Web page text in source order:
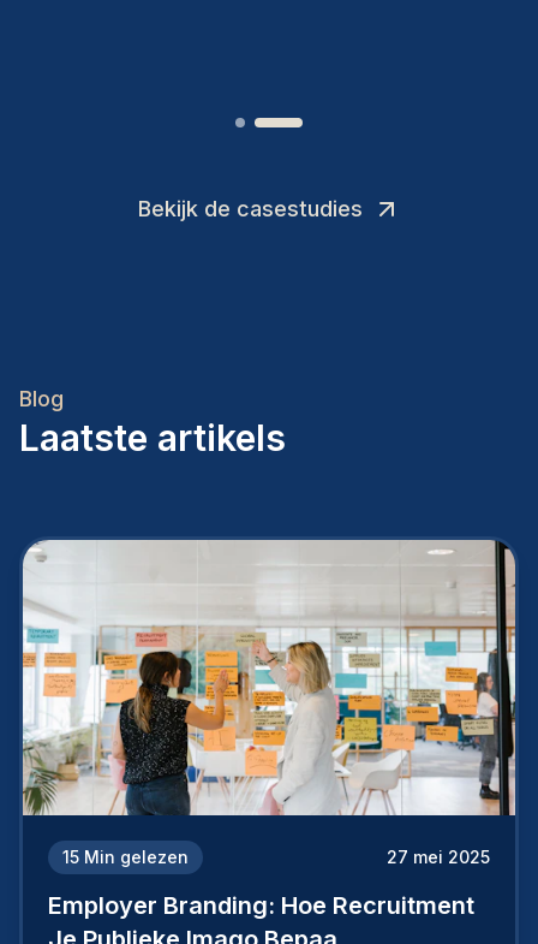
Bekijk de casestudies
Blog
Laatste artikels
15 Min gelezen 27 mei 2025
Employer Branding: Hoe Recruitment